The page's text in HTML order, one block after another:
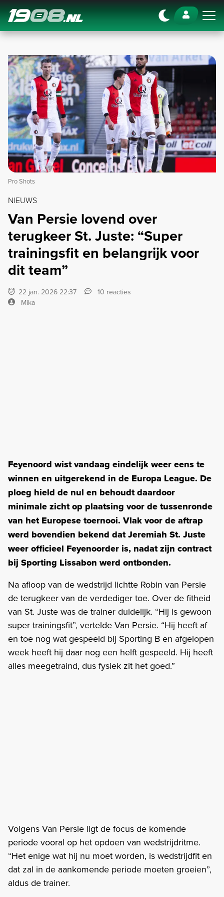
Navigation
Pro Shots
NIEUWS
Van Persie lovend over
terugkeer St. Juste: “Super
trainingsfit en belangrijk voor
dit team”
22 jan. 2026 22:37
10 reacties
Mika
Feyenoord wist vandaag eindelijk weer eens te
winnen en uitgerekend in de Europa League. De
ploeg hield de nul en behoudt daardoor
minimale zicht op plaatsing voor de tussenronde
van het Europese toernooi. Vlak voor de aftrap
werd bovendien bekend dat Jeremiah St. Juste
weer officieel Feyenoorder is, nadat zijn contract
bij Sporting Lissabon werd ontbonden.
Na afloop van de wedstrijd lichtte Robin van Persie
de terugkeer van de verdediger toe. Over de fitheid
van St. Juste was de trainer duidelijk. “Hij is gewoon
super trainingsfit”, vertelde Van Persie. “Hij heeft af
en toe nog wat gespeeld bij Sporting B en afgelopen
week heeft hij daar nog een helft gespeeld. Hij heeft
alles meegetraind, dus fysiek zit het goed.”
Volgens Van Persie ligt de focus de komende
periode vooral op het opdoen van wedstrijdritme.
“Het enige wat hij nu moet worden, is wedstrijdfit en
dat zal in de aankomende periode moeten groeien”,
aldus de trainer.